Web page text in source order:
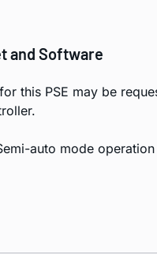
and Software
this PSE may be
auto mode